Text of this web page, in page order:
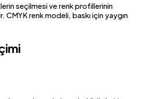
seçilmesi ve renk profillerinin
CMYK renk modeli, baskı için yaygın